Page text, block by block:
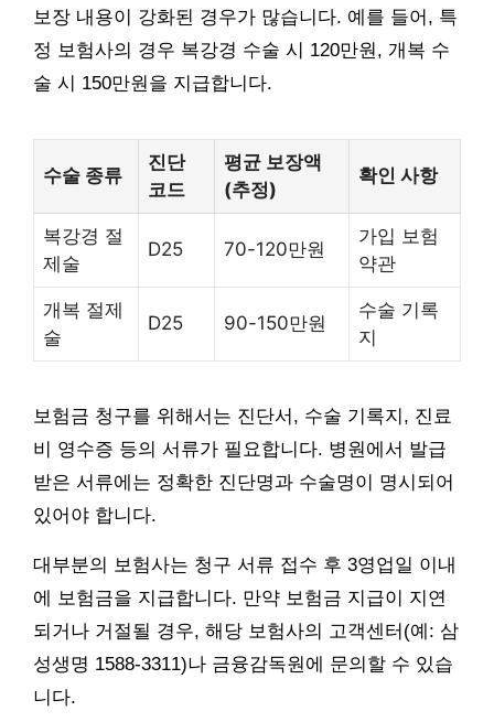
보장 내용이 강화된 경우가 많습니다. 예를 들어, 특
정 보험사의 경우 복강경 수술 시 120만원, 개복 수
술 시 150만원을 지급합니다.
수술 종류
진단
코드
평균 보장액
(추정)
확인 사항
복강경 절
제술
D25 70-120만원
가입 보험
약관
개복 절제
술
D25 90-150만원
수술 기록
지
보험금 청구를 위해서는 진단서, 수술 기록지, 진료
비 영수증 등의 서류가 필요합니다. 병원에서 발급
받은 서류에는 정확한 진단명과 수술명이 명시되어
있어야 합니다.
대부분의 보험사는 청구 서류 접수 후 3영업일 이내
에 보험금을 지급합니다. 만약 보험금 지급이 지연
되거나 거절될 경우, 해당 보험사의 고객센터(예: 삼
성생명 1588-3311)나 금융감독원에 문의할 수 있습
니다.